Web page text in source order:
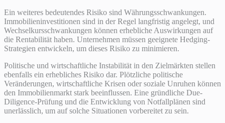
Ein weiteres bedeutendes Risiko sind Währungsschwankungen.
Immobilieninvestitionen sind in der Regel langfristig angelegt, und
Wechselkursschwankungen können erhebliche Auswirkungen auf
die Rentabilität haben. Unternehmen müssen geeignete Hedging-
Strategien entwickeln, um dieses Risiko zu minimieren.
Politische und wirtschaftliche Instabilität in den Zielmärkten stellen
ebenfalls ein erhebliches Risiko dar. Plötzliche politische
Veränderungen, wirtschaftliche Krisen oder soziale Unruhen können
den Immobilienmarkt stark beeinflussen. Eine gründliche Due-
Diligence-Prüfung und die Entwicklung von Notfallplänen sind
unerlässlich, um auf solche Situationen vorbereitet zu sein.